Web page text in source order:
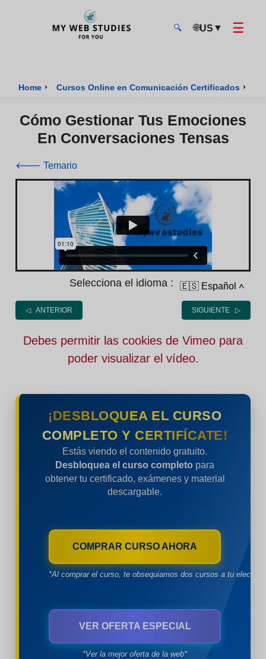
🔍 🌐US ▼ ☰
Home › Cursos Online en Comunicación Certificados ›
Cómo Gestionar Tus Emociones
En Conversaciones Tensas
🡐 Temario
Selecciona el idioma : 🇪🇸 Español ˄
◁ ANTERIOR SIGUIENTE ▷
Debes permitir las cookies de Vimeo para
poder visualizar el vídeo.
¡DESBLOQUEA EL CURSO
COMPLETO Y CERTIFÍCATE!
Estás viendo el contenido gratuito.
Desbloquea el curso completo para
obtener tu certificado, exámenes y material
descargable.
COMPRAR CURSO AHORA
*Al comprar el curso, te obsequiamos dos cursos a tu
VER OFERTA ESPECIAL
*Ver la mejor oferta de la web*